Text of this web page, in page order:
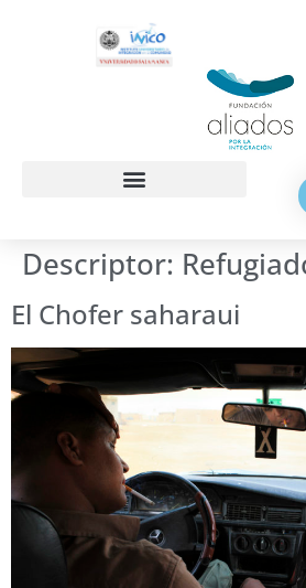
Descriptor:
El Chofer saharaui